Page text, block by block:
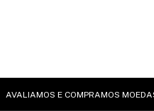
AVALIAMOS E COMPRAMOS